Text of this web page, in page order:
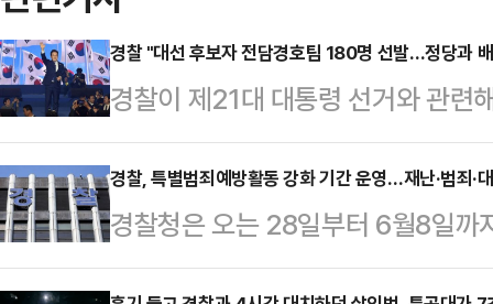
경찰 "대선 후보자 전담경호팀 180명 선발…정당과
경찰이 제21대 대통령 선거와 관련
의하는 등 대선 후보들에 대한 본격
은 28일 정례 기자간담회에서 "정
치해 관련 정당과 순차적으로 합의
되면 주요 정당과 다른 정당에서도
경찰, 특별범죄예방활동 강화 기간 운영…재난·범죄·
경찰청은 오는 28일부터 6월8일까
운영한다고 24일 밝혔다.경찰청은